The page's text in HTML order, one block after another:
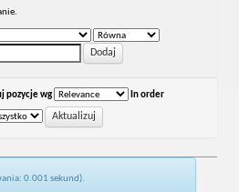
pozycje wg In order
0.001 sekund).